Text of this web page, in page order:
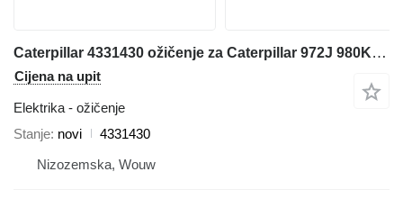
Caterpillar 4331430 ožičenje za Caterpillar 972J 980K MD6290 MD6420 prednjeg utovarivača
Cijena na upit
Elektrika - ožičenje
Stanje novi
4331430
Nizozemska, Wouw